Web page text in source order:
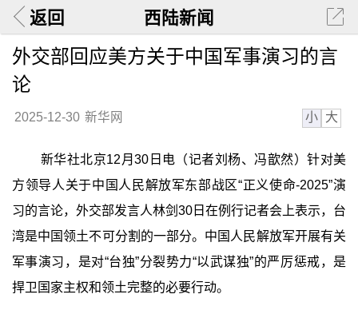
返回 西陆新闻
外交部回应美方关于中国军事演习的言
论
2025-12-30 新华网 小 大
新华社北京12月30日电（记者刘杨、冯歆然）针对美
方领导人关于中国人民解放军东部战区“正义使命-2025”演
习的言论，外交部发言人林剑30日在例行记者会上表示，台
湾是中国领土不可分割的一部分。中国人民解放军开展有关
军事演习，是对“台独”分裂势力“以武谋独”的严厉惩戒，是
捍卫国家主权和领土完整的必要行动。